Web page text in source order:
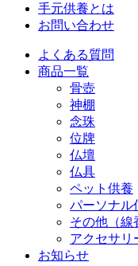
手元供養とは
お問い合わせ
よくある質問
商品一覧
骨壺
神棚
念珠
位牌
仏壇
仏具
ペット供養
パーソナル
その他（線
アクセサリ
お知らせ